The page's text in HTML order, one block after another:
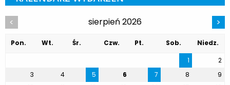
< sierpień 2026 >
Pon. Wt. Śr. Czw. Pt. Sob.
Niedz.
1
2
3
4 5 6 7 8
9